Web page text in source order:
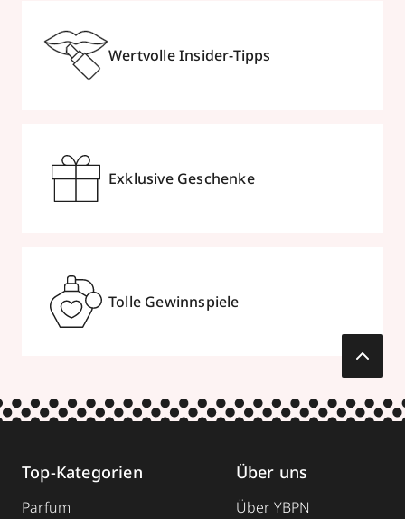
Wertvolle Insider-Tipps
Exklusive Geschenke
Tolle Gewinnspiele
Top-Kategorien
Parfum
Über uns
Über YBPN